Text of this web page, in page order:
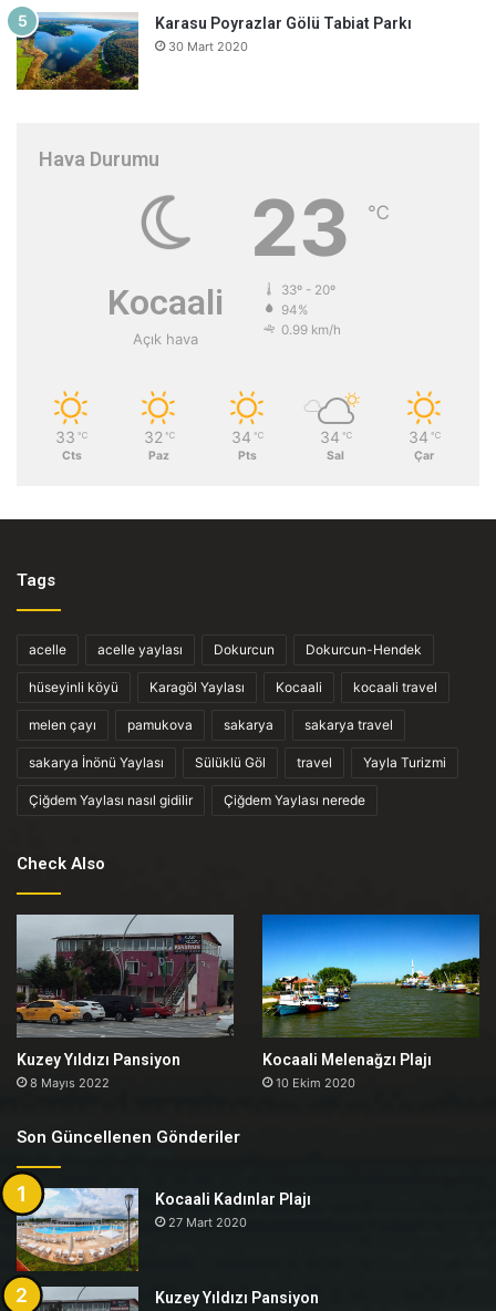
Karasu Poyrazlar Gölü Tabiat Parkı
30 Mart 2020
Hava Durumu
Kocaali
Açık hava
23 ℃
33º - 20º
94%
0.99 km/h
33 ℃
Cts
32 ℃
Paz
34 ℃
Pts
34 ℃
Sal
34 ℃
Çar
Tags
acelle acelle yaylası Dokurcun Dokurcun-Hendek
hüseyinli köyü Karagöl Yaylası Kocaali kocaali travel
melen çayı pamukova sakarya sakarya travel
sakarya İnönü Yaylası Sülüklü Göl travel Yayla Turizmi
Çiğdem Yaylası nasıl gidilir Çiğdem Yaylası nerede
Check Also
Kuzey Yıldızı Pansiyon
8 Mayıs 2022
Kocaali Melenağzı Plajı
10 Ekim 2020
Son Güncellenen Gönderiler
Kocaali Kadınlar Plajı
27 Mart 2020
Kuzey Yıldızı Pansiyon